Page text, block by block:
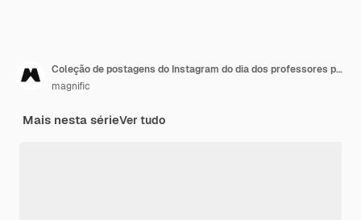
Coleção de postagens do Instagram do dia dos professores plana
magnific
Mais nesta sérieVer tudo